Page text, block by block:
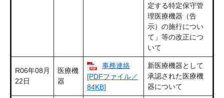
定する特定保守管
理医療機器（告
示）の施行につい
て」等の改正につ
いて
R06年08月
22日
医療機
器
事務連絡
[PDFファイル／
84KB]
新医療機器として
承認された医療機
器について